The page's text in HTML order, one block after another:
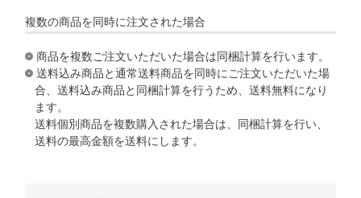
複数の商品を同時に注文された場合
商品を複数ご注文いただいた場合は同梱計算を行います。
送料込み商品と通常送料商品を同時にご注文いただいた場
合、送料込み商品と同梱計算を行うため、送料無料になり
ます。
送料個別商品を複数購入された場合は、同梱計算を行い、
送料の最高金額を送料にします。